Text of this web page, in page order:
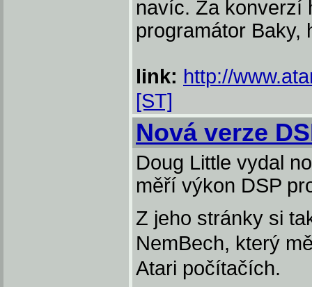
navíc. Za konverzí
programátor Baky,
link: http://
[ST]
Nová verze
Doug Little vydal
měří výkon DSP
Z jeho stránky si
NemBech, který
Atari počítačích.